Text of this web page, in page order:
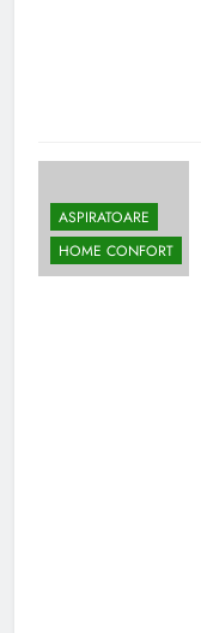
ASPIRATOARE
HOME CONFORT